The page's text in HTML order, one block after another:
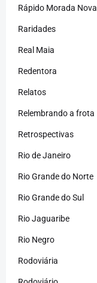
Rápido Morada Nova
Raridades
Real Maia
Redentora
Relatos
Relembrando a frota
Retrospectivas
Rio de Janeiro
Rio Grande do Norte
Rio Grande do Sul
Rio Jaguaribe
Rio Negro
Rodoviária